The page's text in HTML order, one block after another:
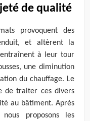
de qualité
provoquent des
et altèrent la
entraînent à leur tour
une diminution
du chauffage. Le
de traiter ces divers
au bâtiment. Après
proposons les